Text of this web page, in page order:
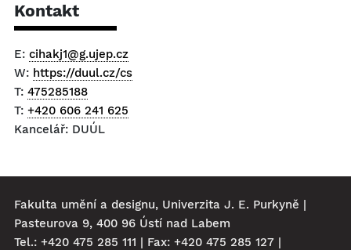
Kontakt
E: cihakj1@g.ujep.cz
W: https://duul.cz/cs
T: 475285188
T: +420 606 241 625
Kancelář: DUÚL
Fakulta umění a designu, Univerzita J. E. Purkyně |
Pasteurova 9, 400 96 Ústí nad Labem
Tel.: +420 475 285 111 | Fax: +420 475 285 127 |